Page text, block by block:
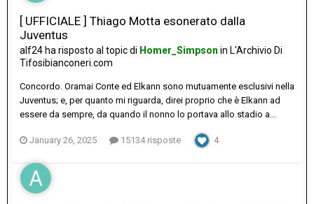
[ UFFICIALE ] Thiago Motta esonerato dalla
Juventus
alf24 ha risposto al topic di Homer_Simpson in L'Archivio Di
Tifosibianconeri.com
Concordo. Oramai Conte ed Elkann sono mutuamente esclusivi nella
Juventus; e, per quanto mi riguarda, direi proprio che è Elkann ad
essere da sempre, da quando il nonno lo portava allo stadio a...
January 26, 2025 15134 risposte 4